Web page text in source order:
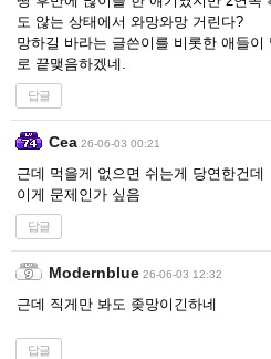
도 않는 상태에서 와망와망 거린다?
망하길 바라는 글쓴이를 비롯한 애들
로 끝맺음하겠네.
답글
Cea 26-06-03 00:21
근데 먹을게 없으면 쉬는게 당연한건데
이게 문제인가 싶음
답글
Modernblue 26-06-03 12:32
근데 직게만 봐도 좆망이긴하네
답글